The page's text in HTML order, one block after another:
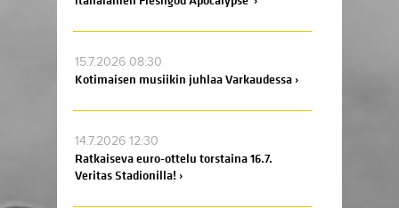
15.7.2026 08:30
Kotimaisen musiikin juhlaa Varkaudessa ›
14.7.2026 12:30
Ratkaiseva euro-ottelu torstaina 16.7.
Veritas Stadionilla! ›